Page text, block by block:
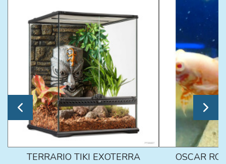
TERRARIO TIKI EXOTERRA OSCAR